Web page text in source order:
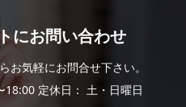
にお問い合わせ
お気軽にお問合せ下さい。
定休日： 土・日曜日